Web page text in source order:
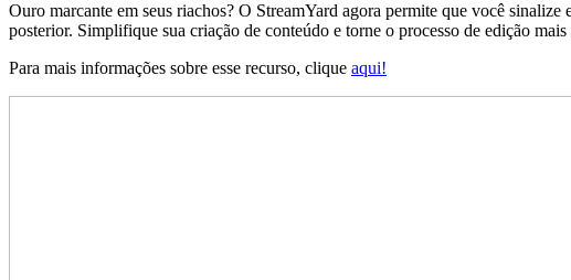
Ouro marcante em seus riachos? O StreamYard agora permite que você
posterior. Simplifique sua criação de conteúdo e torne o processo de edição
Para mais informações sobre esse recurso, clique aqui!